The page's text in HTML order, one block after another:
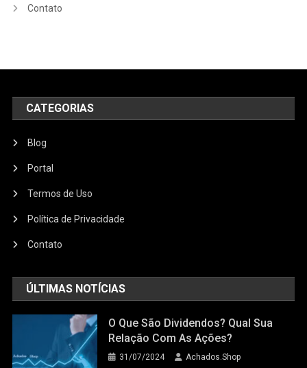
Contato
CATEGORIAS
Blog
Portal
Termos de Uso
Política de Privacidade
Contato
ÚLTIMAS NOTÍCIAS
O Que São Dividendos? Qual Sua
Relação Com As Ações?
31/07/2024 Achados.Shop